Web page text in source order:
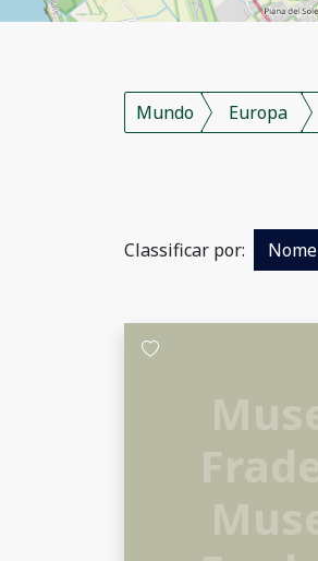
Mundo Europa
Classificar por: Nome